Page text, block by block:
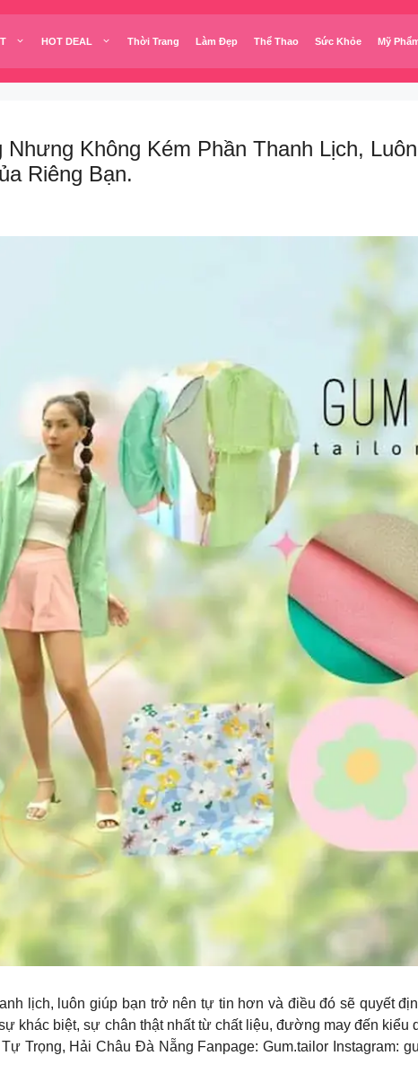
HOT DEAL Thời Trang Làm Đẹp Thể Thao Sức Khỏe Mỹ
Không Kém Phần Thanh Lịch,
Riêng Bạn.
lịch, luôn giúp bạn trở nên tự tin hơn và điều đó sẽ quyết
khác biệt, sự chân thật nhất từ chất liệu, đường may đến kiểu
Trọng, Hải Châu Đà Nẵng Fanpage: Gum.tailor Instagram: